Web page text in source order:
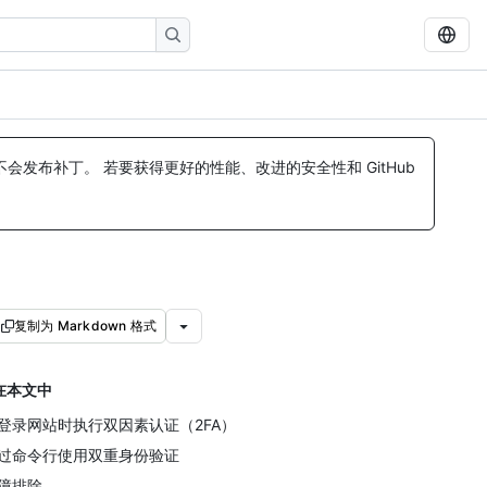
发布补丁。 若要获得更好的性能、改进的安全性和 GitHub
复制为 Markdown 格式
本文中
录网站时执行双因素认证（2FA）
命令行使用双重身份验证